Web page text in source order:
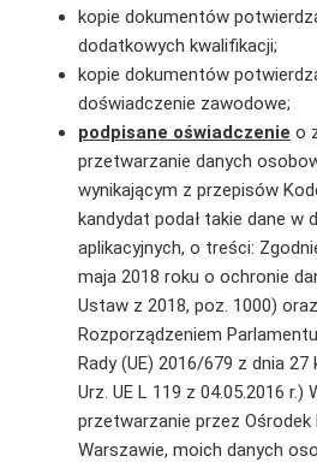
kopie dokumentów
dodatkowych kwalifikacji;
kopie dokumentów
doświadczenie zawodowe;
podpisane oświadczenie o
przetwarzanie danych
wynikającym z przepisów
kandydat podał takie dane w
aplikacyjnych, o treści:
maja 2018 roku o ochronie
Ustaw z 2018, poz. 1000)
Rozporządzeniem
Rady (UE) 2016/679 z dnia 27
Urz. UE L 119 z 04.05.2016 r.)
przetwarzanie przez Ośrodek
Warszawie, moich danych